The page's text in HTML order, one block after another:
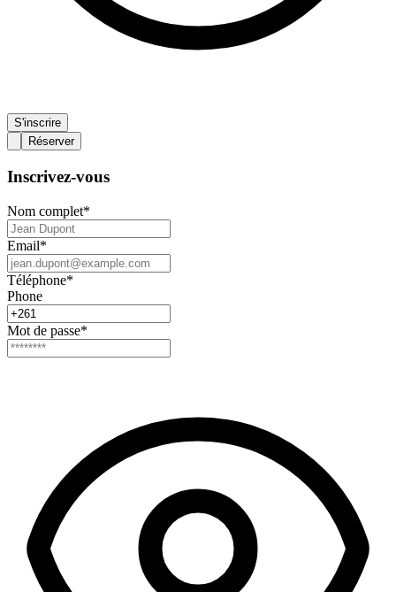
S'inscrire
Réserver
Inscrivez-vous
Nom complet*
Email*
Téléphone*
Phone
Mot de passe*